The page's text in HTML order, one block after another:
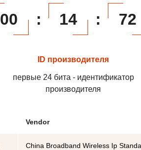
00 : 14 : 72
ID производителя
первые 24 бита - идентификатор
производителя
Vendor
China Broadband Wireless Ip